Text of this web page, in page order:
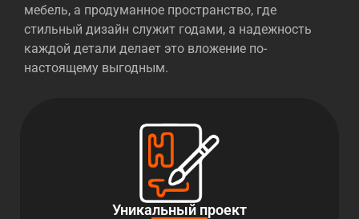
мебель, а продуманное пространство, где
стильный дизайн служит годами, а надежность
каждой детали делает это вложение по-
настоящему выгодным.
Уникальный проект